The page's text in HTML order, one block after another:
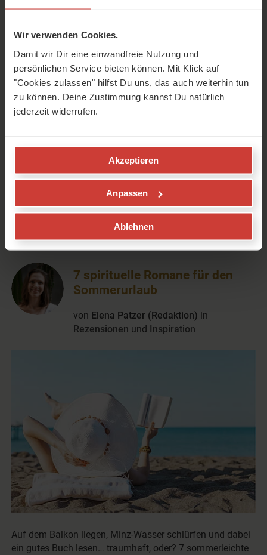
Wir verwenden Cookies.
Damit wir Dir eine einwandfreie Nutzung und
persönlichen Service bieten können. Mit Klick auf
"Cookies zulassen" hilfst Du uns, das auch weiterhin tun
zu können. Deine Zustimmung kannst Du natürlich
jederzeit widerrufen.
Akzeptieren
Anpassen
Ablehnen
Warum solltest du dich um Magen und Nieren kümmern,
wenn du Ängste hast? Wie die Traditionelle Chinesische
Medizin (TCM) Angst erklärt, zeigt der Arzt Dr. Georg
Weidinger – und wie du Angst reduzieren kannst.
Auf dem Balkon liegen, Minz-Wasser schlürfen und dabei
ein gutes Buch lesen… traumhaft, oder? 7 sommerleichte
7 spirituelle Romane für den
Sommerurlaub
von Elena Patzer (Redaktion) in
Rezensionen und Inspiration